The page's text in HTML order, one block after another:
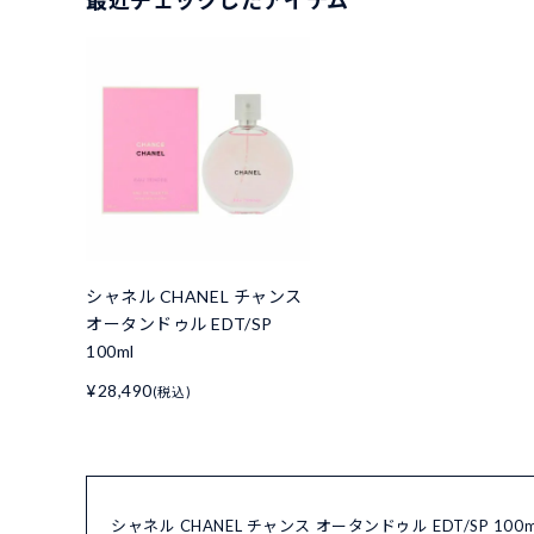
シャネル CHANEL チャンス
オータンドゥル EDT/SP
100ml
¥28,490(税込)
シャネル CHANEL チャンス オータンドゥル EDT/SP